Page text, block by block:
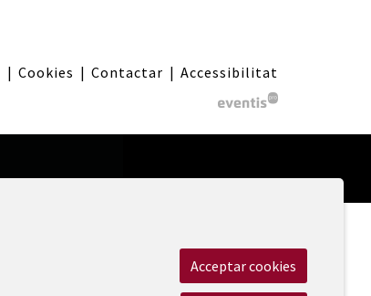
| Cookies | Contactar | Accessibilitat
Acceptar cookies